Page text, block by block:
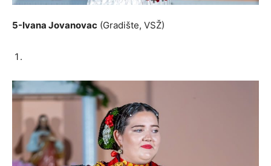
5-Ivana Jovanovac (Gradište, VSŽ)